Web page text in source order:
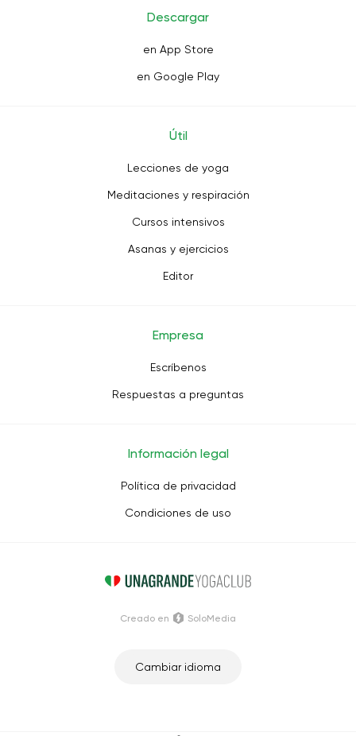
Descargar
en App Store
en Google Play
Útil
Lecciones de yoga
Meditaciones y respiración
Cursos intensivos
Asanas y ejercicios
Editor
Empresa
Escríbenos
Respuestas a preguntas
Información legal
Política de privacidad
Condiciones de uso
Cambiar idioma
Creado en SoloMedia